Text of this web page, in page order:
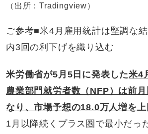
（出所：Tradingview）
ご参考■米4月雇用統計は堅調な
内3回の利下げを織り込む
米労働省が5月5日に発表した米4
農業部門就労者数（NFP）は前
なり、市場予想の18.0万人増を上
1月以降続くプラス圏で最小だっ